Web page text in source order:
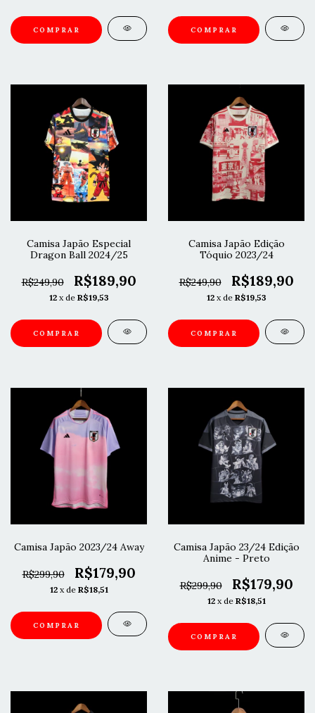
COMPRAR COMPRAR
Camisa Japão Especial
Dragon Ball 2024/25
R$249,90 R$189,90
12 x de R$19,53
COMPRAR
Camisa Japão Edição
Tóquio 2023/24
R$249,90 R$189,90
12 x de R$19,53
COMPRAR
Camisa Japão 2023/24 Away
R$299,90 R$179,90
12 x de R$18,51
COMPRAR
Camisa Japão 23/24 Edição
Anime - Preto
R$299,90 R$179,90
12 x de R$18,51
COMPRAR